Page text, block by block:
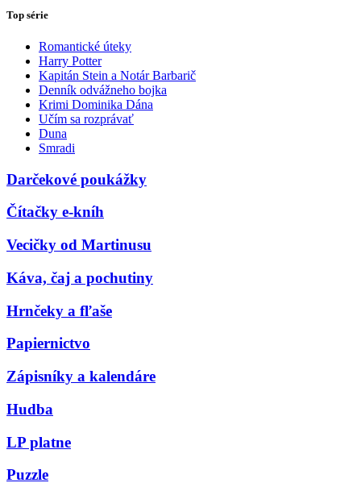
Top série
Romantické úteky
Harry Potter
Kapitán Stein a Notár Barbarič
Denník odvážneho bojka
Krimi Dominika Dána
Učím sa rozprávať
Duna
Smradi
Darčekové poukážky
Čítačky e-kníh
Vecičky od Martinusu
Káva, čaj a pochutiny
Hrnčeky a fľaše
Papiernictvo
Zápisníky a kalendáre
Hudba
LP platne
Puzzle